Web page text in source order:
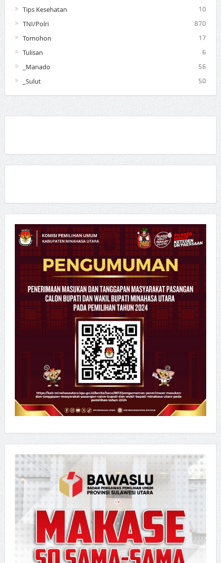
Tips Kesehatan 10
TNI/Polri 870
Tomohon 17
Tulisan 6
_Manado 56
_Sulut 50